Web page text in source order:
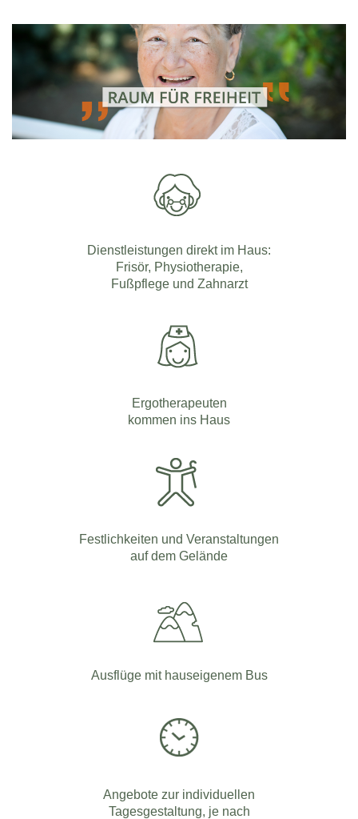
Dienstleistungen direkt im Haus:
Frisör, Physiotherapie,
Fußpflege und Zahnarzt
Ergotherapeuten
kommen ins Haus
Festlichkeiten und Veranstaltungen
auf dem Gelände
Ausflüge mit hauseigenem Bus
Angebote zur individuellen
Tagesgestaltung, je nach